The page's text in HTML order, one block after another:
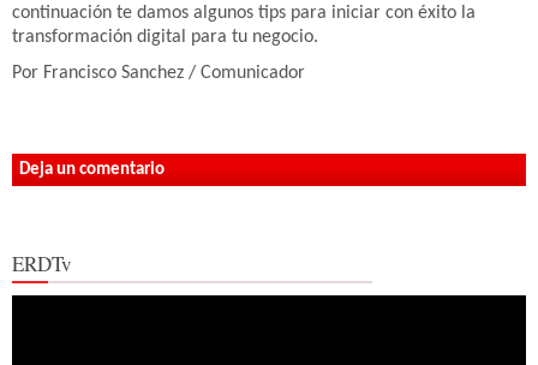
continuación te damos algunos tips para iniciar con éxito la
transformación digital para tu negocio.
Por Francisco Sanchez / Comunicador
Deja un comentario
ERDTv